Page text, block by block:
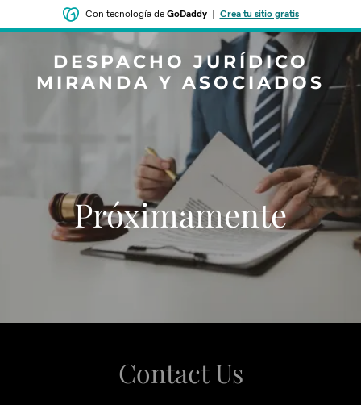
Con tecnología de GoDaddy| Crea tu sitio gratis
DESPACHO JURÍDICO
MIRANDA Y ASOCIADOS
Próximamente
Contact Us